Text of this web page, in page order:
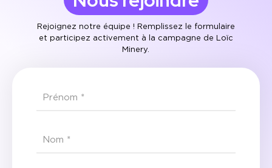
Rejoignez notre équipe ! Remplissez le formulaire
et participez activement à la campagne de Loïc
Minery.